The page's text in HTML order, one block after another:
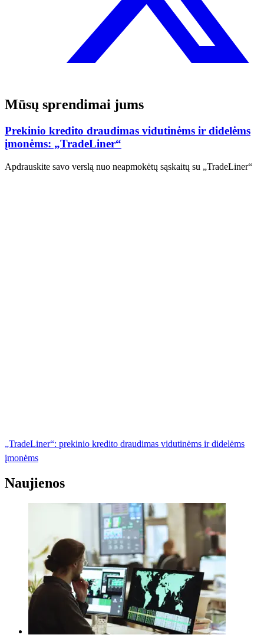
Mūsų sprendimai jums
Prekinio kredito draudimas vidutinėms ir didelėms
įmonėms: „TradeLiner“
Apdrauskite savo verslą nuo neapmokėtų sąskaitų su „TradeLiner“
„TradeLiner“: prekinio kredito draudimas vidutinėms ir didelėms
įmonėms
Naujienos